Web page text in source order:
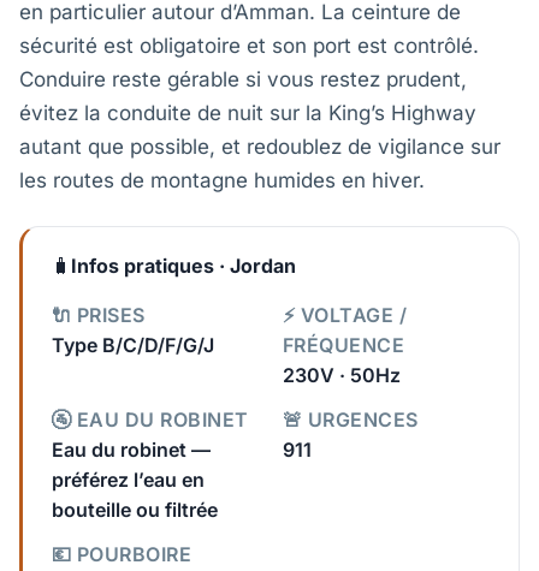
en particulier autour d’Amman. La ceinture de
sécurité est obligatoire et son port est contrôlé.
Conduire reste gérable si vous restez prudent,
évitez la conduite de nuit sur la King’s Highway
autant que possible, et redoublez de vigilance sur
les routes de montagne humides en hiver.
🧳 Infos pratiques · Jordan
🔌 PRISES
Type B/C/D/F/G/J
⚡ VOLTAGE /
FRÉQUENCE
230V · 50Hz
🚰 EAU DU ROBINET
Eau du robinet —
préférez l’eau en
bouteille ou filtrée
🚨 URGENCES
911
💶 POURBOIRE